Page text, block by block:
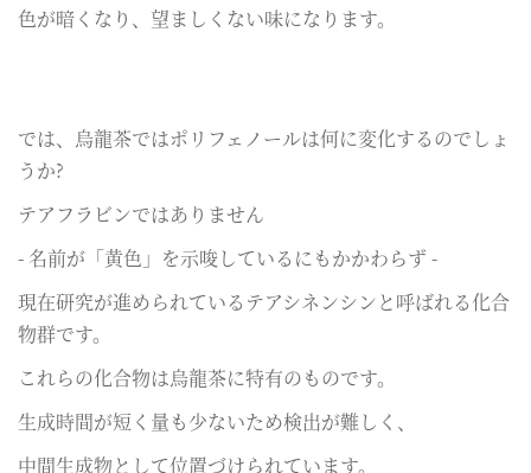
色が暗くなり、望ましくない味になります。
では、烏龍茶ではポリフェノールは何に変化するのでしょ
うか?
テアフラビンではありません
- 名前が「黄色」を示唆しているにもかかわらず -
現在研究が進められているテアシネンシンと呼ばれる化合
物群です。
これらの化合物は烏龍茶に特有のものです。
生成時間が短く量も少ないため検出が難しく、
中間生成物として位置づけられています。